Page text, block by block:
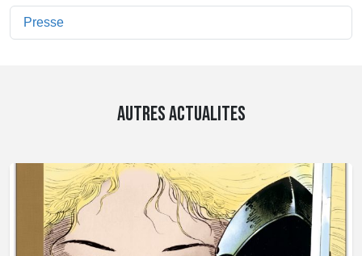
Presse
AUTRES ACTUALITES